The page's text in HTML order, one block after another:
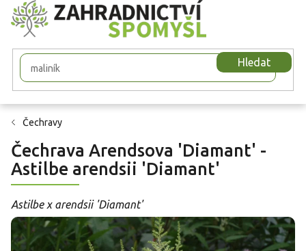
Přejít
na
obsah
Hledat
Čechravy
Čechrava Arendsova 'Diamant' -
Astilbe arendsii 'Diamant'
Astilbe x arendsii 'Diamant'